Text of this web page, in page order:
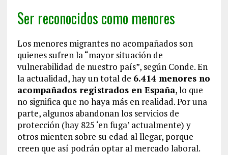
Ser reconocidos como menores
Los menores migrantes no acompañados son
quienes sufren la “mayor situación de
vulnerabilidad de nuestro país”, según Conde. En
la actualidad, hay un total de 6.414 menores no
acompañados registrados en España, lo que
no significa que no haya más en realidad. Por una
parte, algunos abandonan los servicios de
protección (hay 825 ‘en fuga’ actualmente) y
otros mienten sobre su edad al llegar, porque
creen que así podrán optar al mercado laboral.